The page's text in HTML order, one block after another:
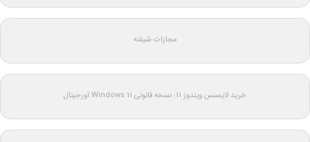
مجازات شیشه
خرید لایسنس ویندوز 11: نسخه قانونی Windows 11 اورجینال